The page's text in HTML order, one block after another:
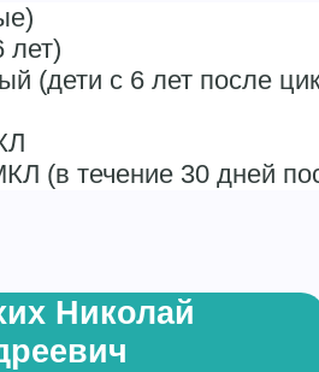
лет)
(дети с 6 лет после
(в течение 30 дней
Николай